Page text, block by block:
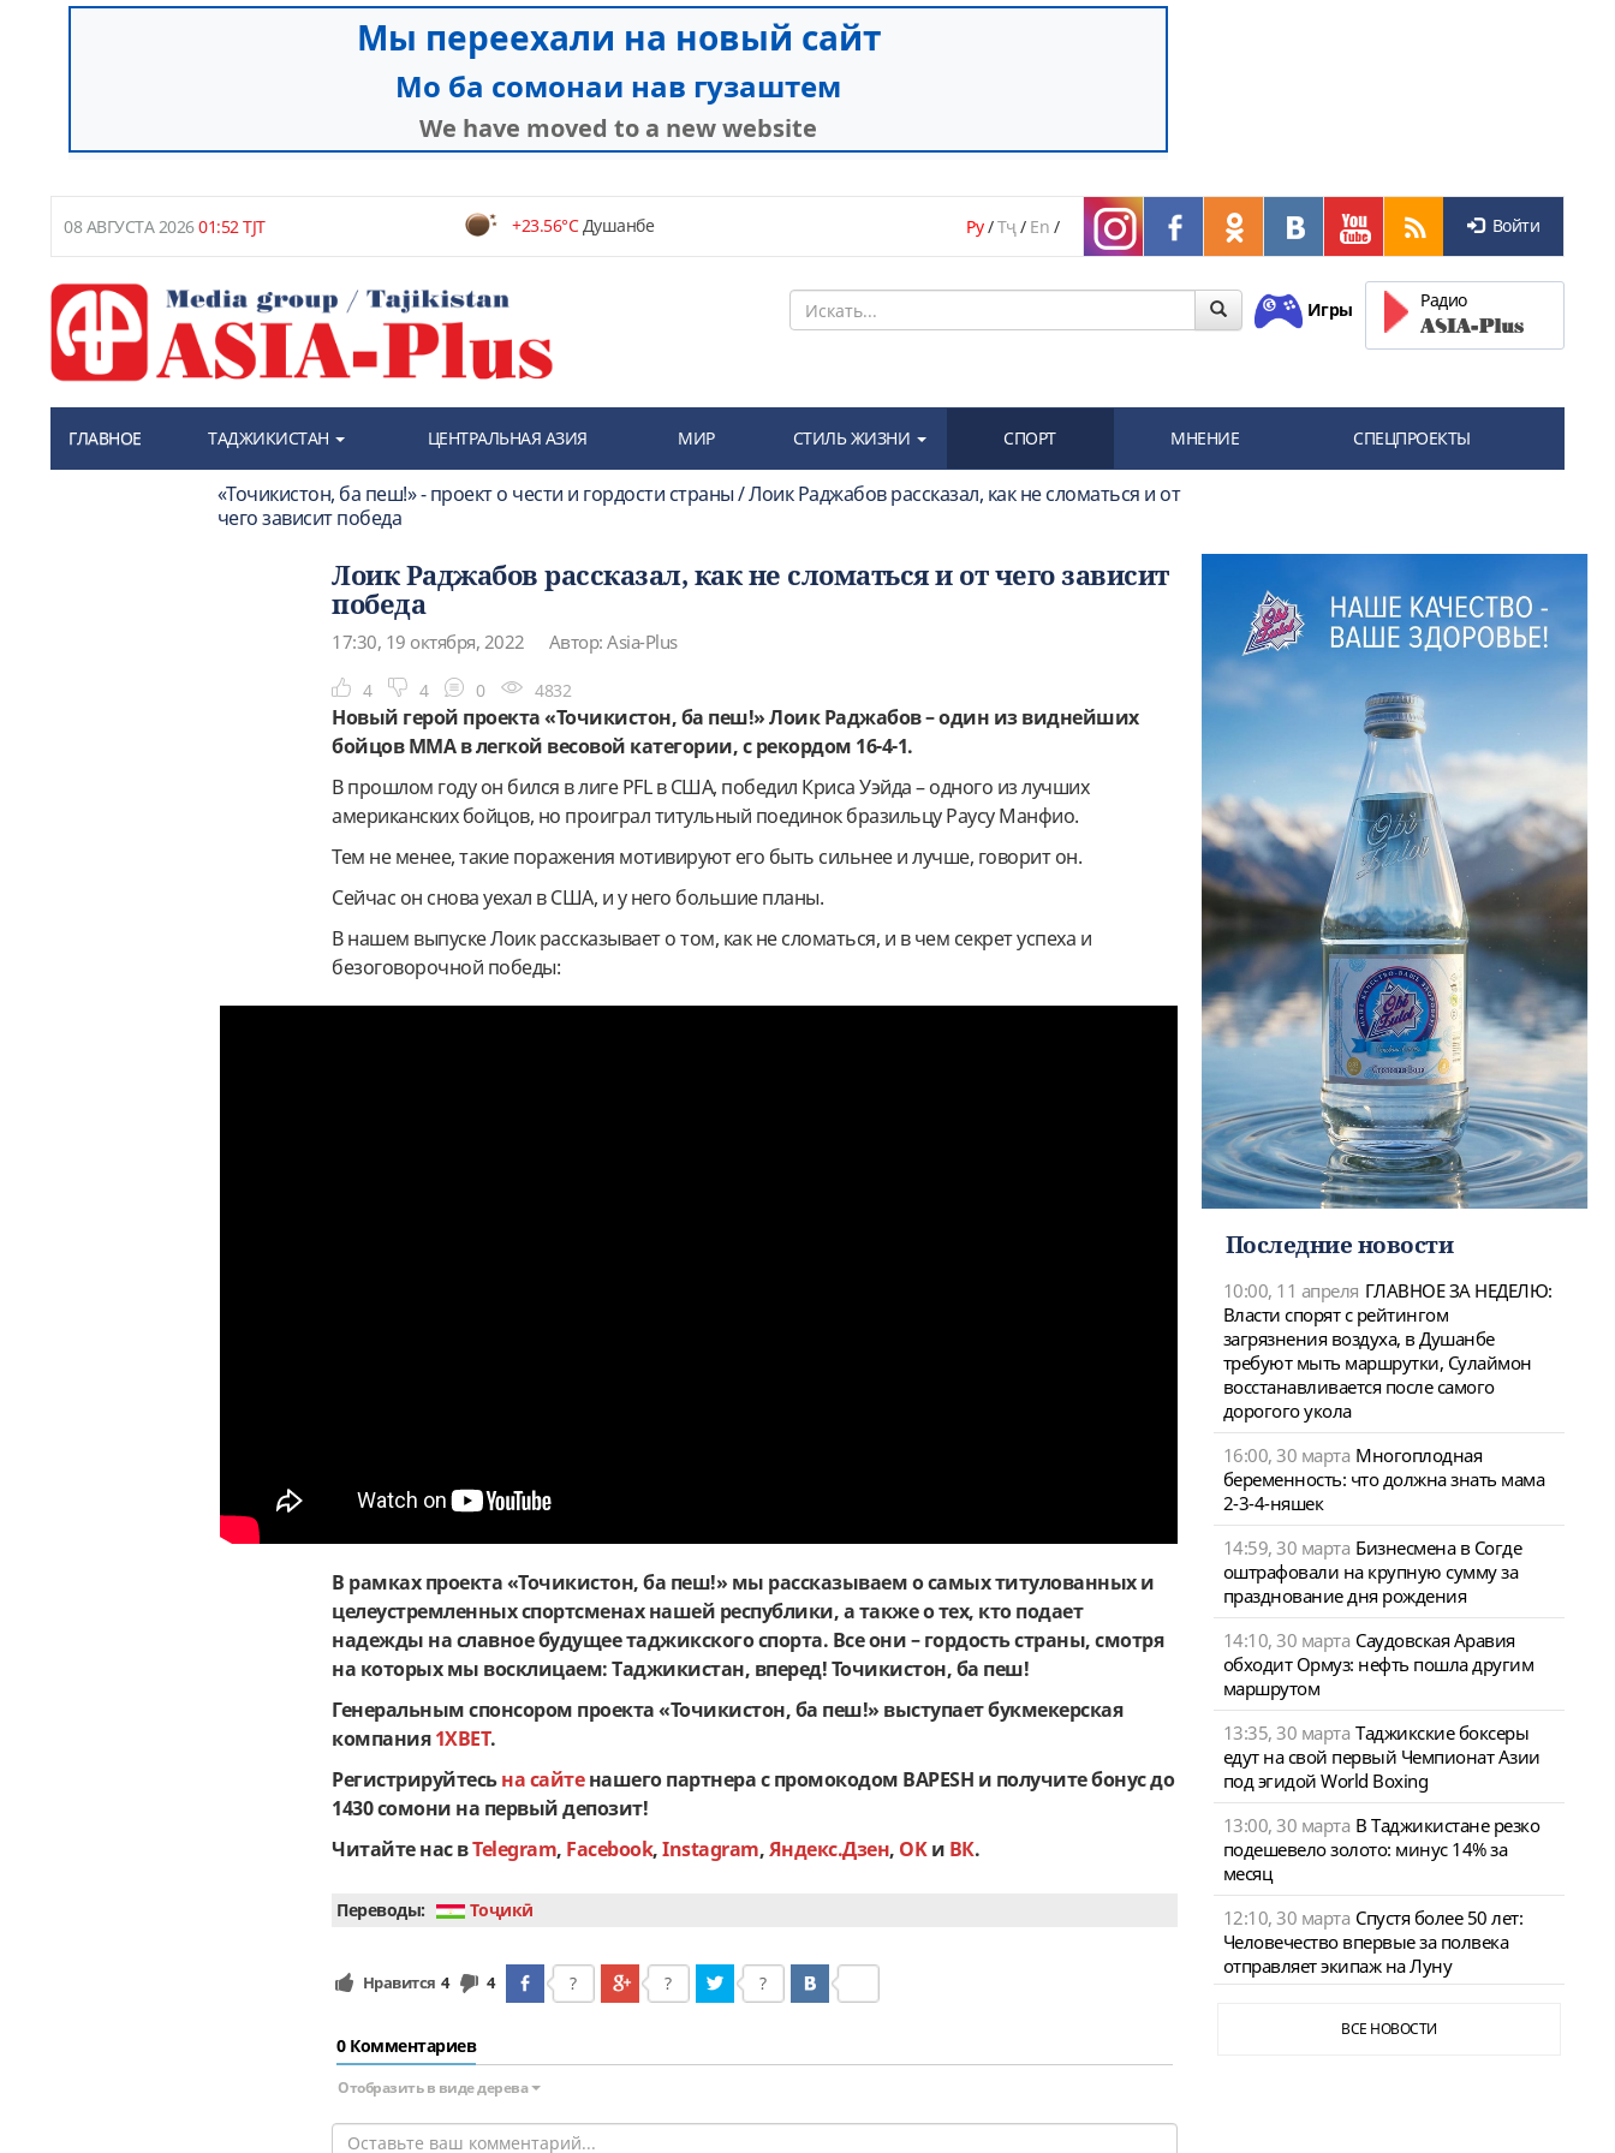
08 АВГУСТА 202601:52 TJT +23.56°CДушанбе Ру/Тҷ/ En / Войти
Игры Радио
ГЛАВНОЕ ТАДЖИКИСТАН ЦЕНТРАЛЬНАЯ АЗИЯ МИР СТИЛЬ ЖИЗНИ СПОРТ МНЕНИЕ СПЕЦПРОЕКТЫ
«Точикистон, ба пеш!» - проект о чести и гордости страны / Лоик Раджабов рассказал, как не сломаться и от
чего зависит победа
Лоик Раджабов рассказал, как не сломаться и от чего зависит
победа
17:30, 19 октября, 2022 Автор: Asia-Plus
4 4 0 4832
Новый герой проекта «Точикистон, ба пеш!» Лоик Раджабов – один из виднейших
бойцов MMA в легкой весовой категории, с рекордом 16-4-1.
В прошлом году он бился в лиге PFL в США, победил Криса Уэйда – одного из лучших
американских бойцов, но проиграл титульный поединок бразильцу Раусу Манфио.
Тем не менее, такие поражения мотивируют его быть сильнее и лучше, говорит он.
Сейчас он снова уехал в США, и у него большие планы.
В нашем выпуске Лоик рассказывает о том, как не сломаться, и в чем секрет успеха и
безоговорочной победы:
В рамках проекта «Точикистон, ба пеш!» мы рассказываем о самых титулованных и
целеустремленных спортсменах нашей республики, а также о тех, кто подает
надежды на славное будущее таджикского спорта. Все они – гордость страны, смотря
на которых мы восклицаем: Таджикистан, вперед! Точикистон, ба пеш!
Генеральным спонсором проекта «Точикистон, ба пеш!» выступает букмекерская
компания1XBET.
Регистрируйтесьна сайтенашего партнера с промокодом BAPESH и получите бонус до
1430 сомони на первый депозит!
Читайте нас вTelegram, Facebook,Instagram,Яндекс.Дзен, OKи ВК.
Переводы: Тоҷикӣ
Нравится 4 4 ? ? ?
0 Комментариев
Отобразить в виде дерева
Последние новости
10:00, 11 апреля ГЛАВНОЕ ЗА НЕДЕЛЮ:
Власти спорят с рейтингом
загрязнения воздуха, в Душанбе
требуют мыть маршрутки, Сулаймон
восстанавливается после самого
дорогого укола
16:00, 30 марта Многоплодная
беременность: что должна знать мама
2-3-4-няшек
14:59, 30 марта Бизнесмена в Согде
оштрафовали на крупную сумму за
празднование дня рождения
14:10, 30 марта Саудовская Аравия
обходит Ормуз: нефть пошла другим
маршрутом
13:35, 30 марта Таджикские боксеры
едут на свой первый Чемпионат Азии
под эгидой World Boxing
13:00, 30 марта В Таджикистане резко
подешевело золото: минус 14% за
месяц
12:10, 30 марта Спустя более 50 лет:
Человечество впервые за полвека
отправляет экипаж на Луну
ВСЕ НОВОСТИ